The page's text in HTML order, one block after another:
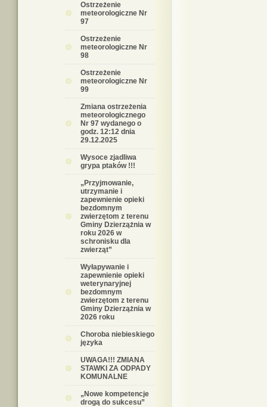
Ostrzeżenie
meteorologiczne Nr
97
Ostrzeżenie
meteorologiczne Nr
98
Ostrzeżenie
meteorologiczne Nr
99
Zmiana ostrzeżenia
meteorologicznego
Nr 97 wydanego o
godz. 12:12 dnia
29.12.2025
Wysoce zjadliwa
grypa ptaków !!!
„Przyjmowanie,
utrzymanie i
zapewnienie opieki
bezdomnym
zwierzętom z terenu
Gminy Dzierzążnia w
roku 2026 w
schronisku dla
zwierząt”
Wyłapywanie i
zapewnienie opieki
weterynaryjnej
bezdomnym
zwierzętom z terenu
Gminy Dzierzążnia w
2026 roku
Choroba niebieskiego
języka
UWAGA!!! ZMIANA
STAWKI ZA ODPADY
KOMUNALNE
„Nowe kompetencje
drogą do sukcesu”